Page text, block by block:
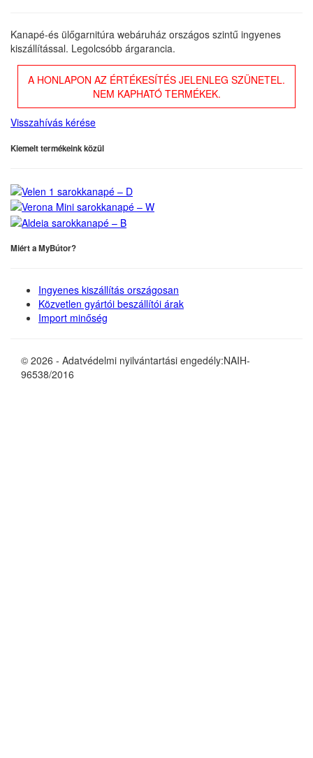
Kanapé-és ülőgarnitúra webáruház országos szintű ingyenes
kiszállítással. Legolcsóbb árgarancia.
A HONLAPON AZ ÉRTÉKESÍTÉS JELENLEG SZÜNETEL.
NEM KAPHATÓ TERMÉKEK.
Visszahívás kérése
Kiemelt termékeink közül
Miért a MyBútor?
Ingyenes kiszállítás országosan
Közvetlen gyártói beszállítói árak
Import minőség
© 2026 - Adatvédelmi nyilvántartási engedély:NAIH-
96538/2016